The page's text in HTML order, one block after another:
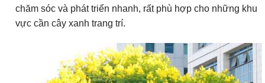
chăm sóc và phát triển nhanh, rất phù hợp cho những khu
vực cần cây xanh trang trí.